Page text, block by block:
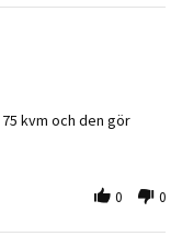
kvm och den gör
0 0